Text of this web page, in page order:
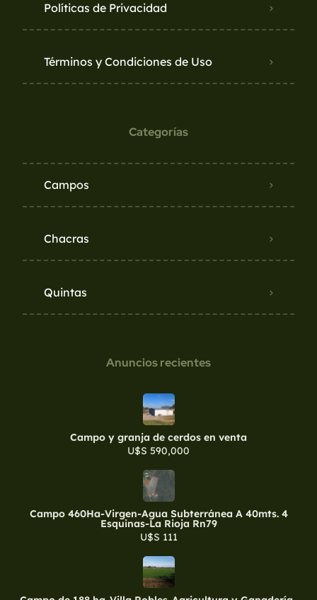
Políticas de Privacidad
Términos y Condiciones de Uso
Categorías
Campos
Chacras
Quintas
Anuncios recientes
Campo y granja de cerdos en venta
U$S 590,000
Campo 460Ha-Virgen-Agua Subterránea A 40mts. 4
Esquinas-La Rioja Rn79
U$S 111